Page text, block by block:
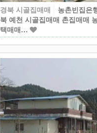
경북 시골집매매
농촌빈집은
북 예천 시골집매매 촌집매매
택매매…